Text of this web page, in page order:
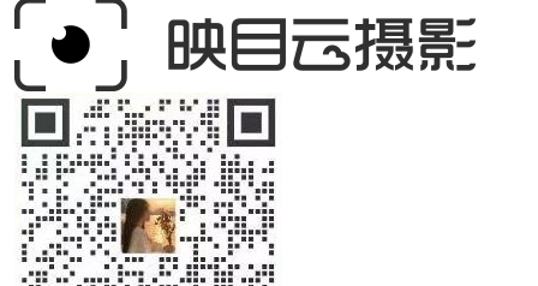
精准传递品牌调性与活动价值，助力
北大青鸟打造一场高规格、高水准、
高影响力的年度盛会。 **▪ 2025通
信产业大会暨第二十届通信技术年会
** 12月18日，2025通信产业大会暨
第二十届通信技术年会在京举行，年
会以“共赢AI：面向‘十五五’的通信业
机会与创新”为主题，吸引了来自
政、产、学、研、用的数百位行业领
袖、专家学者与企业高管齐聚一堂，
共话在AI浪潮席卷之下，通信产业面
临的崭新机遇与创新路径，在“十四